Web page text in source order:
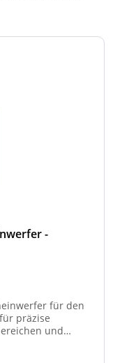
-
für den
präzise
und